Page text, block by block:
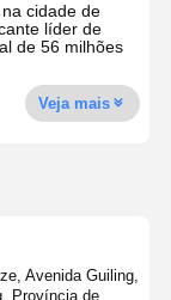
cidade de
líder de
de 56 milhões
Veja mais
Avenida Guiling,
Província de